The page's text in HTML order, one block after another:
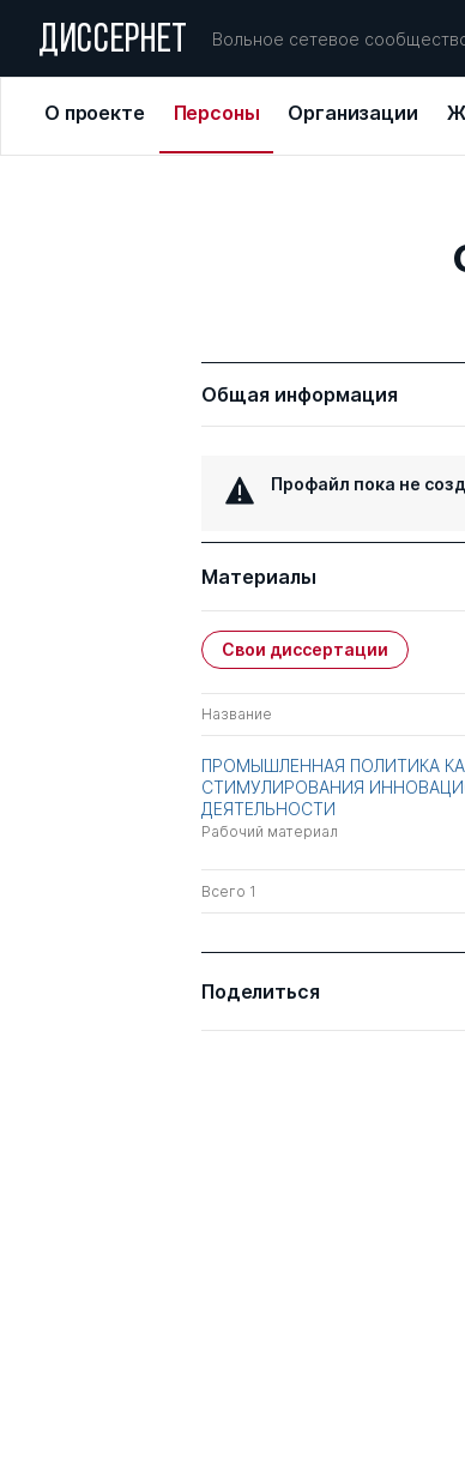
ДИССЕРНЕТ Вольное сетевое
О проекте Персоны Организации
Общая информация
Профайл пока не
Материалы
Свои диссертации
Название
ПРОМЫШЛЕННАЯ ПОЛИТИКА
СТИМУЛИРОВАНИЯ
ДЕЯТЕЛЬНОСТИ
Рабочий материал
Всего 1
Поделиться